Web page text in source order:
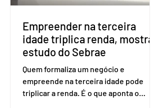
reconh
Empreender na terceira
idade triplica renda, mostra
estudo do Sebrae
Quem formaliza um negócio e
empreende na terceira idade pode
triplicar a renda. É o que aponta o